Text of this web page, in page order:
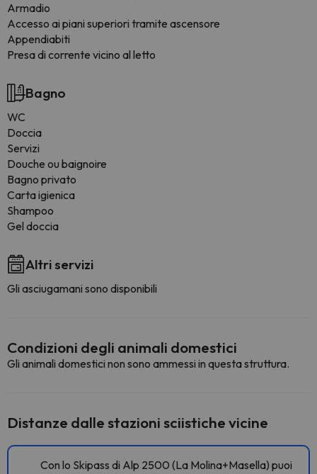
Armadio
Accesso ai piani superiori tramite ascensore
Appendiabiti
Presa di corrente vicino al letto
Bagno
WC
Doccia
Servizi
Douche ou baignoire
Bagno privato
Carta igienica
Shampoo
Gel doccia
Altri servizi
Gli asciugamani sono disponibili
Condizioni degli animali domestici
Gli animali domestici non sono ammessi in questa struttura.
Distanze dalle stazioni sciistiche vicine
Con lo Skipass di Alp 2500 (La Molina+Masella) puoi